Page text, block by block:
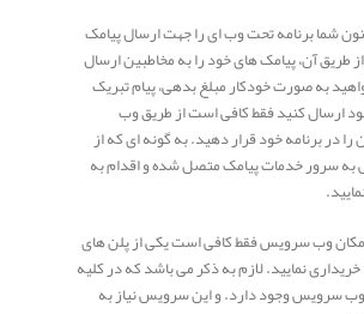
شما برنامه تحت وب ای را جهت ارسال پیامک
طریق آن، پیامک های خود را به مخاطبین ارسال
به صورت خودکار مبلغ بدهی، پیام تبریک
ارسال کنید فقط کافی است از طریق وب
در برنامه خود قرار دهید. به گونه ای که از
سرور خدمات پیامک متصل شده و اقدام به
وب سرویس فقط کافی است یکی از پلن های
نمایید. لازم به ذکر می باشد که در کلیه
سرویس وجود دارد. و این سرویس نیاز به